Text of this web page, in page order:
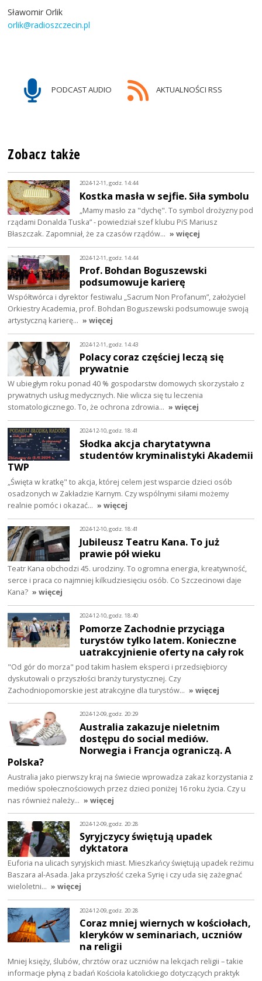
Sławomir Orlik
orlik@radioszczecin.pl
PODCAST AUDIO AKTUALNOŚCI RSS
Zobacz także
2024-12-11, godz. 14:44
Kostka masła w sejfie. Siła symbolu
„Mamy masło za "dychę". To symbol drożyzny pod
rządami Donalda Tuska” - powiedział szef klubu PiS Mariusz
Błaszczak. Zapomniał, że za czasów rządów… » więcej
2024-12-11, godz. 14:44
Prof. Bohdan Boguszewski
podsumowuje karierę
Współtwórca i dyrektor festiwalu „Sacrum Non Profanum”, założyciel
Orkiestry Academia, prof. Bohdan Boguszewski podsumowuje swoją
artystyczną karierę… » więcej
2024-12-11, godz. 14:43
Polacy coraz częściej leczą się
prywatnie
W ubiegłym roku ponad 40 % gospodarstw domowych skorzystało z
prywatnych usług medycznych. Nie wlicza się tu leczenia
stomatologicznego. To, że ochrona zdrowia… » więcej
2024-12-10, godz. 18:41
Słodka akcja charytatywna
studentów kryminalistyki Akademii
TWP
„Święta w kratkę" to akcja, której celem jest wsparcie dzieci osób
osadzonych w Zakładzie Karnym. Czy wspólnymi siłami możemy
realnie pomóc i okazać… » więcej
2024-12-10, godz. 18:41
Jubileusz Teatru Kana. To już
prawie pół wieku
Teatr Kana obchodzi 45. urodziny. To ogromna energia, kreatywność,
serce i praca co najmniej kilkudziesięciu osób. Co Szczecinowi daje
Kana? » więcej
2024-12-10, godz. 18:40
Pomorze Zachodnie przyciąga
turystów tylko latem. Konieczne
uatrakcyjnienie oferty na cały rok
"Od gór do morza" pod takim hasłem eksperci i przedsiębiorcy
dyskutowali o przyszłości branży turystycznej. Czy
Zachodniopomorskie jest atrakcyjne dla turystów… » więcej
2024-12-09, godz. 20:29
Australia zakazuje nieletnim
dostępu do social mediów.
Norwegia i Francja ograniczą. A
Polska?
Australia jako pierwszy kraj na świecie wprowadza zakaz korzystania z
mediów społecznościowych przez dzieci poniżej 16 roku życia. Czy u
nas również należy… » więcej
2024-12-09, godz. 20:28
Syryjczycy świętują upadek
dyktatora
Euforia na ulicach syryjskich miast. Mieszkańcy świętują upadek reżimu
Baszara al-Asada. Jaka przyszłość czeka Syrię i czy uda się zażegnać
wieloletni… » więcej
2024-12-09, godz. 20:28
Coraz mniej wiernych w kościołach,
kleryków w seminariach, uczniów
na religii
Mniej księży, ślubów, chrztów oraz uczniów na lekcjach religii – takie
informacje płyną z badań Kościoła katolickiego dotyczących praktyk